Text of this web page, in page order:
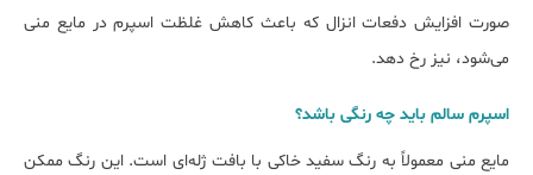
صورت افزایش دفعات انزال که باعث کاهش غلظت اسپرم در مایع منی
می‌شود، نیز رخ دهد.
اسپرم سالم باید چه رنگی باشد؟
مایع منی معمولاً به رنگ سفید خاکی با بافت ژله‌ای است. این رنگ ممکن